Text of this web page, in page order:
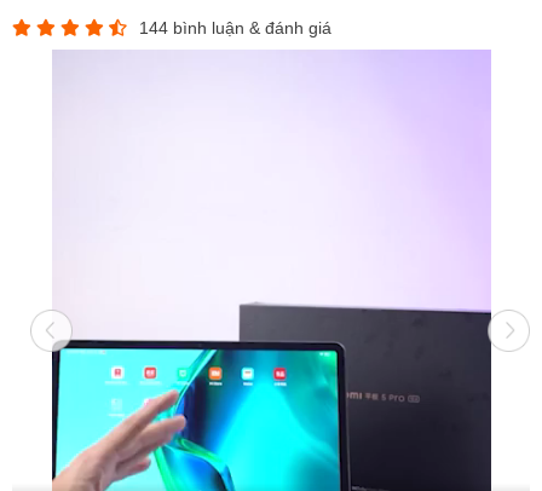
144 bình luận & đánh giá